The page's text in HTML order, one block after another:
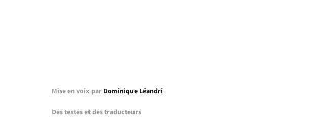
Mise en voix par Dominique Léandri
Des textes et des traducteurs